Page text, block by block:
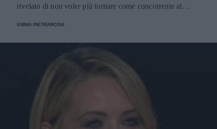
rivelato di non voler più tornare come concorrente al
EMMA PIETRAROSA